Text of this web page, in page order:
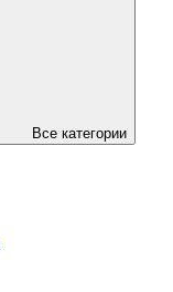
Все категории